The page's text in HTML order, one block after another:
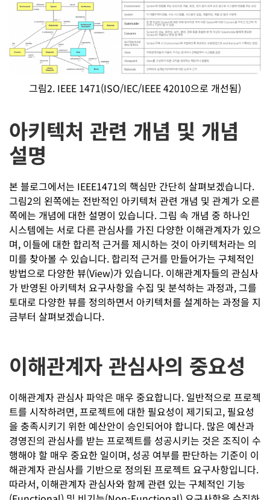
그림2. IEEE 1471(ISO/IEC/IEEE 42010으로 개선됨)
아키텍처 관련 개념 및 개념
설명
본 블로그에서는 IEEE1471의 핵심만 간단히 살펴보겠습니다.
그림2의 왼쪽에는 전반적인 아키텍처 관련 개념 및 관계가 오른
쪽에는 개념에 대한 설명이 있습니다. 그림 속 개념 중 하나인
시스템에는 서로 다른 관심사를 가진 다양한 이해관계자가 있으
며, 이들에 대한 합리적 근거를 제시하는 것이 아키텍처라는 의
미를 찾아볼 수 있습니다. 합리적 근거를 만들어가는 구체적인
방법으로 다양한 뷰(View)가 있습니다. 이해관계자들의 관심사
가 반영된 아키텍처 요구사항을 수집 및 분석하는 과정과, 그를
토대로 다양한 뷰를 정의하면서 아키텍처를 설계하는 과정을 지
금부터 살펴보겠습니다.
이해관계자 관심사의 중요성
이해관계자 관심사 파악은 매우 중요합니다. 일반적으로 프로젝
트를 시작하려면, 프로젝트에 대한 필요성이 제기되고, 필요성
을 충족시키기 위한 예산안이 승인되어야 합니다. 많은 예산과
경영진의 관심사를 받는 프로젝트를 성공시키는 것은 조직이 수
행해야 할 매우 중요한 일이며, 성공 여부를 판단하는 기준이 이
해관계자 관심사를 기반으로 정의된 프로젝트 요구사항입니다.
따라서, 이해관계자 관심사와 함께 관련 있는 구체적인 기능